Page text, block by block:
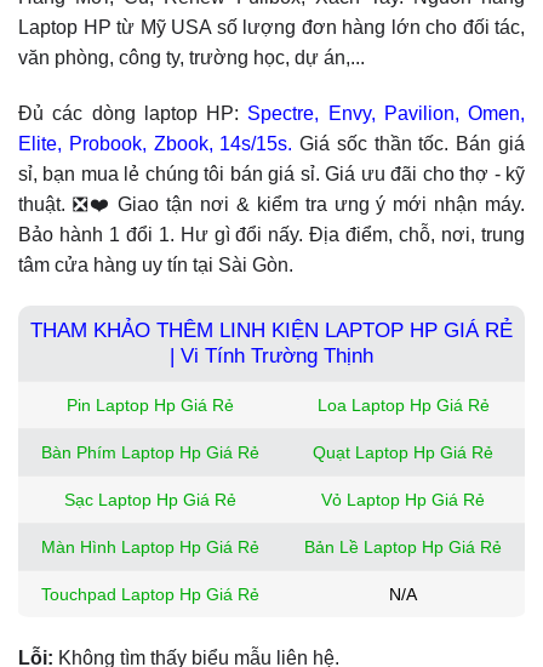
Laptop HP từ Mỹ USA số lượng đơn hàng lớn cho đối tác,
văn phòng, công ty, trường học, dự án,...
Đủ các dòng laptop HP: Spectre, Envy, Pavilion, Omen,
Elite, Probook, Zbook, 14s/15s. Giá sốc thần tốc. Bán giá
sỉ, bạn mua lẻ chúng tôi bán giá sỉ. Giá ưu đãi cho thợ - kỹ
thuật. ❎❤️ Giao tận nơi & kiểm tra ưng ý mới nhận máy.
Bảo hành 1 đổi 1. Hư gì đổi nấy. Địa điểm, chỗ, nơi, trung
tâm cửa hàng uy tín tại Sài Gòn.
THAM KHẢO THÊM LINH KIỆN LAPTOP HP GIÁ RẺ
| Vi Tính Trường Thịnh
Pin Laptop Hp Giá Rẻ Loa Laptop Hp Giá Rẻ
Bàn Phím Laptop Hp Giá Rẻ Quạt Laptop Hp Giá Rẻ
Sạc Laptop Hp Giá Rẻ Vỏ Laptop Hp Giá Rẻ
Màn Hình Laptop Hp Giá Rẻ Bản Lề Laptop Hp Giá Rẻ
Touchpad Laptop Hp Giá Rẻ N/A
Lỗi: Không tìm thấy biểu mẫu liên hệ.